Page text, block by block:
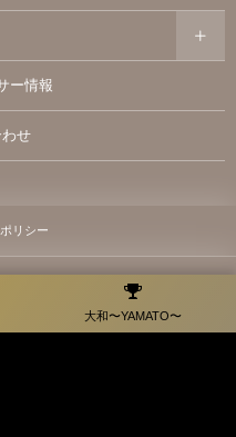
大和〜YAMATO〜
ー情報
せ
リシー